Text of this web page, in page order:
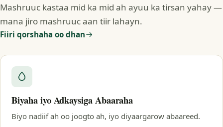
Mashruuc kastaa mid ka mid ah ayuu ka tirsan yahay —
mana jiro mashruuc aan tiir lahayn.
Fiiri qorshaha oo dhan
Biyaha iyo Adkaysiga Abaaraha
Biyo nadiif ah oo joogto ah, iyo diyaargarow abaareed.